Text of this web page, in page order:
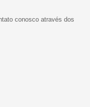
conosco através dos